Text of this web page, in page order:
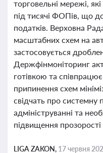
торговельні мережі,
під тисячі ФОПів, що
податків. Верховна
масштабних схем на
застосовується
Держфінмоніторинг
готівкою та
припинення схем
свідчать про
адмініструванні та
підвищення прозорості
LIGA ZAKON, 17 червня